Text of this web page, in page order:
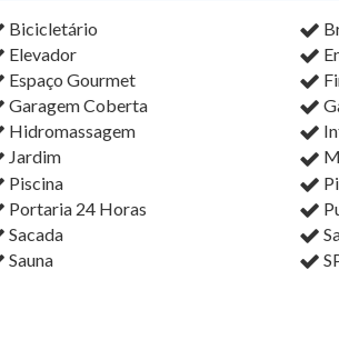
Bicicletário
Elevador
Espaço Gourmet
Garagem Coberta
Hidromassagem
Jardim
Piscina
Portaria 24 Horas
Sacada
Sauna